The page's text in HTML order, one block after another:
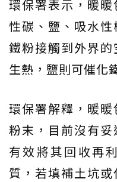
環保署表示，暖
性碳、鹽、吸水性
鐵粉接觸到外界
生熱，鹽則可催化
環保署解釋，暖
粉末，目前沒有
有效將其回收再
質，若填補土坑